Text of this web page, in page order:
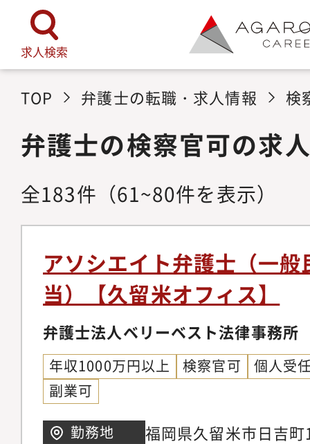
求人検索
TOP 弁護士の転職・求人情報 検
弁護士の検察官可の求
全183件 （61~80件を表示）
アソシエイト弁護士（一
当）【久留米オフィス】
弁護士法人ベリーベスト法律事務所
年収1000万円以上 検察官可
個人受
副業可
勤務地
福岡県久留米市日吉